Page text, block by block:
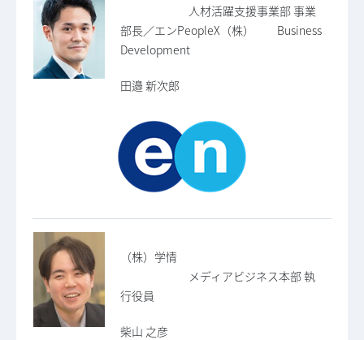
人材活躍支援事業部 事業
部長／エンPeopleX（株） Business
Development
田邉 新次郎
（株）学情
メディアビジネス本部 執
行役員
柴山 之彦